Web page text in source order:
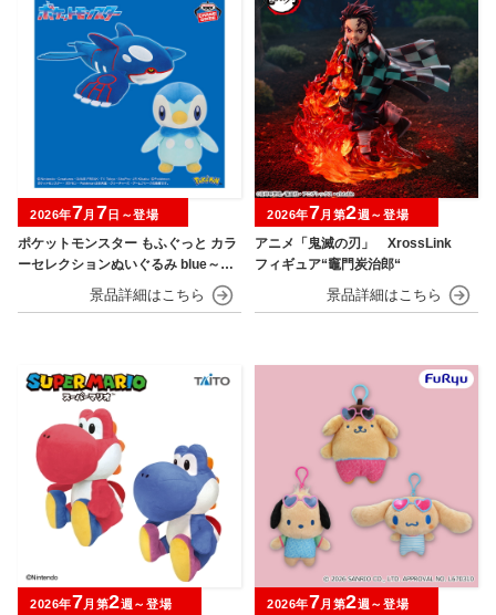
ポケットモンスター もふぐっと カラ
ーセレクションぬいぐるみ blue～カ
イオーガ・ポッチャマ～
2026年7月 7日～登場
アニメ「鬼滅の刃」 XrossLink
フィギュア“竈門炭治郎“
2026年7月第2週～登場
2026年7月第2週～登場 2026年7月第2週～登場